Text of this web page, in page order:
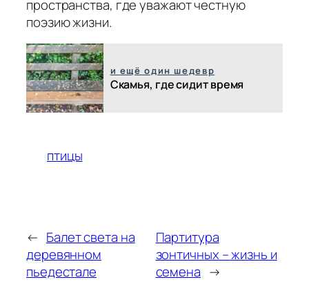
пространства, где уважают честную
поэзию жизни.
и ещё один шедевр
Скамья, где сидит время
птицы
← Балет света на
деревянном
пьедестале
Партитура
зонтичных – жизнь и
семена →